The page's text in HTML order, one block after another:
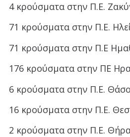
4 κρούσματα στην Π.Ε.
71 κρούσματα στην Π.Ε.
71 κρούσματα στην Π.Ε
176 κρούσματα στην ΠΕ
6 κρούσματα στην Π.Ε.
16 κρούσματα στην Π.Ε.
2 κρούσματα στην Π.Ε.